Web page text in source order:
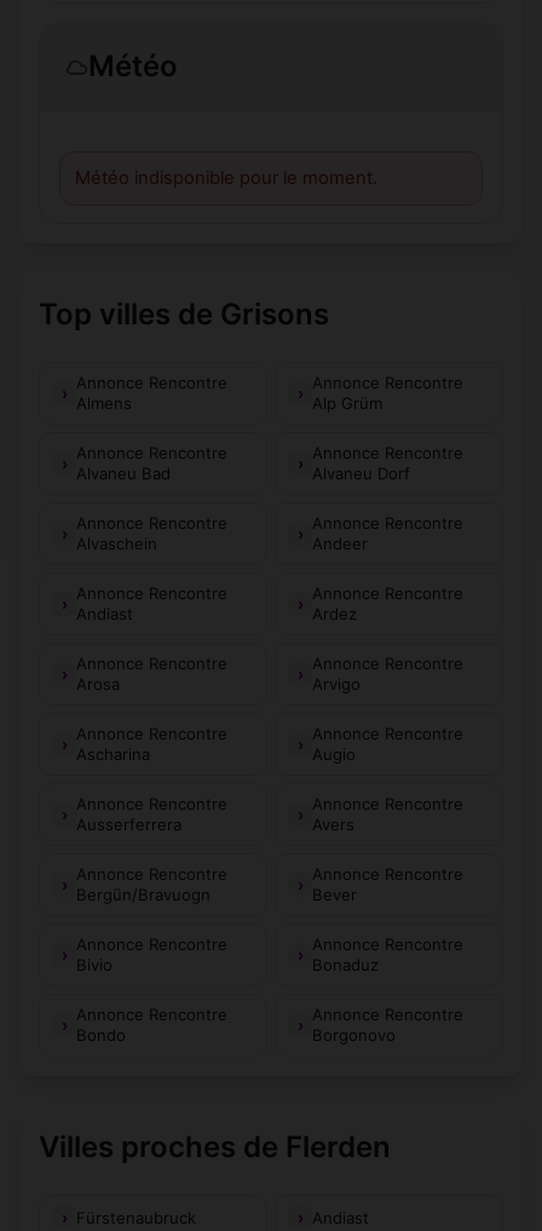
Météo
Météo indisponible pour le moment.
Top villes de Grisons
Annonce Rencontre
Almens
Annonce Rencontre
Alp Grüm
Annonce Rencontre
Alvaneu Bad
Annonce Rencontre
Alvaneu Dorf
Annonce Rencontre
Alvaschein
Annonce Rencontre
Andeer
Annonce Rencontre
Andiast
Annonce Rencontre
Ardez
Annonce Rencontre
Arosa
Annonce Rencontre
Arvigo
Annonce Rencontre
Ascharina
Annonce Rencontre
Augio
Annonce Rencontre
Ausserferrera
Annonce Rencontre
Avers
Annonce Rencontre
Bergün/Bravuogn
Annonce Rencontre
Bever
Annonce Rencontre
Bivio
Annonce Rencontre
Bonaduz
Annonce Rencontre
Bondo
Annonce Rencontre
Borgonovo
Villes proches de Flerden
Fürstenaubruck Andiast